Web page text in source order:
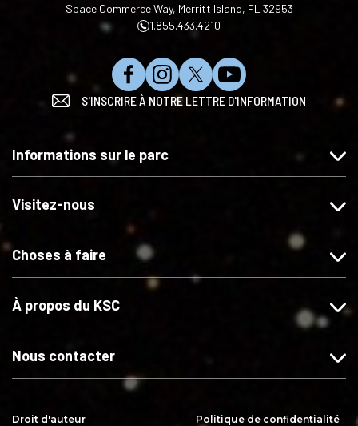
Space Commerce Way, Merritt Island, FL 32953
1.855.433.4210
N
o
s
a
i
r
u
a
b
S
u
v
e
z
s
r
S
u
v
z
s
r
S
'
b
n
u
o
S'INSCRIRE À NOTRE LETTRE D'INFORMATION
Informations sur le parc
Visitez-nous
Choses à faire
À propos du KSC
Nous contacter
Droit d'auteur Politique de confidentialité